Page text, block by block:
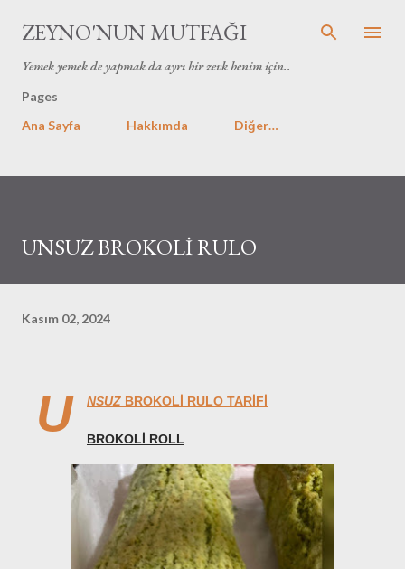
Ana içeriğe atla
ZEYNO'NUN MUTFAĞI
Yemek yemek de yapmak da ayrı bir zevk benim için..
Pages
Ana Sayfa
Hakkımda Diğer…
UNSUZ BROKOLİ RULO
Kasım 02, 2024
U NSUZ BROKOLİ RULO TARİFİ
BROKOLİ ROLL